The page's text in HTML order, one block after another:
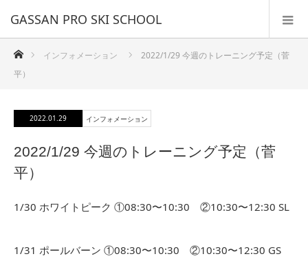
GASSAN PRO SKI SCHOOL
ホーム インフォメーション
2022/1/29 今週のトレーニング予定（菅
平）
2022.01.29 インフォメーション
2022/1/29 今週のトレーニング予定（菅
平）
1/30 ホワイトピーク ①08:30〜10:30 ②10:30〜12:30 SL
1/31 ポールバーン ①08:30〜10:30 ②10:30〜12:30 GS